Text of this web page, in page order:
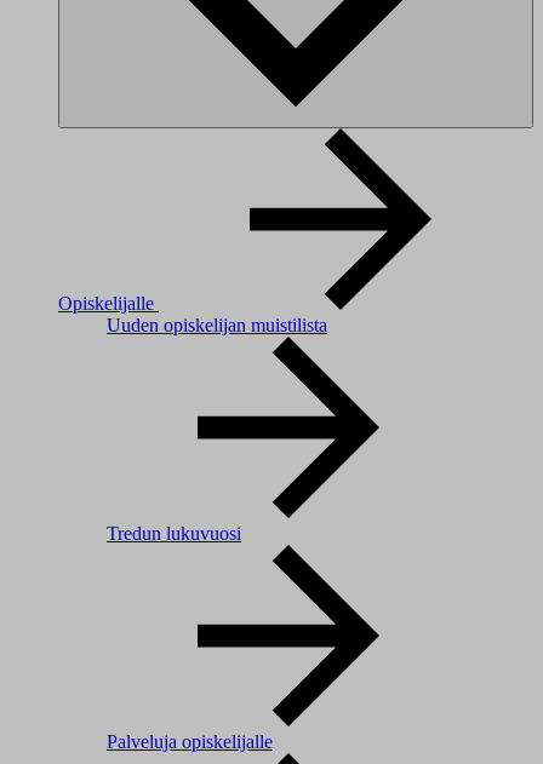
Opiskelijalle
Uuden opiskelijan muistilista
Tredun lukuvuosi
Palveluja opiskelijalle